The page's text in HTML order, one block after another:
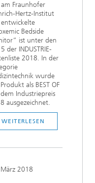
am Fraunhofer
Hertz-Institut
entwickelte
Bedside
ist unter den
der INDUSTRIE-
2018. In der
wurde
als BEST OF
Industriepreis
ausgezeichnet.
WEITERLESEN
2018